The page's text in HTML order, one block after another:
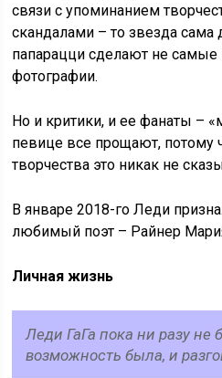
связи с упоминанием
скандалами – то звезда сама
папарацци сделают не
фотографии.
Но и критики, и ее фанаты –
певице все прощают, потому
творчества это никак не
В январе 2018-го Леди
любимый поэт – Райнер
Личная жизнь
Леди ГаГа пока ни разу не
возможность была, и